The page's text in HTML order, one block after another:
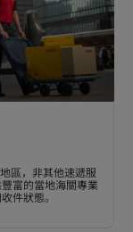
區，非其他速遞服
富的當地海關專業
件狀態。